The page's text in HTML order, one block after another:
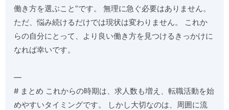
働き方を選ぶこと”です。 無理に急ぐ必要はありません。
ただ、悩み続けるだけでは現状は変わりません。 これか
らの自分にとって、より良い働き方を見つけるきっかけに
なれば幸いです。
—
# まとめ これからの時期は、求人数も増え、転職活動を始
めやすいタイミングです。 しかし大切なのは、周囲に流